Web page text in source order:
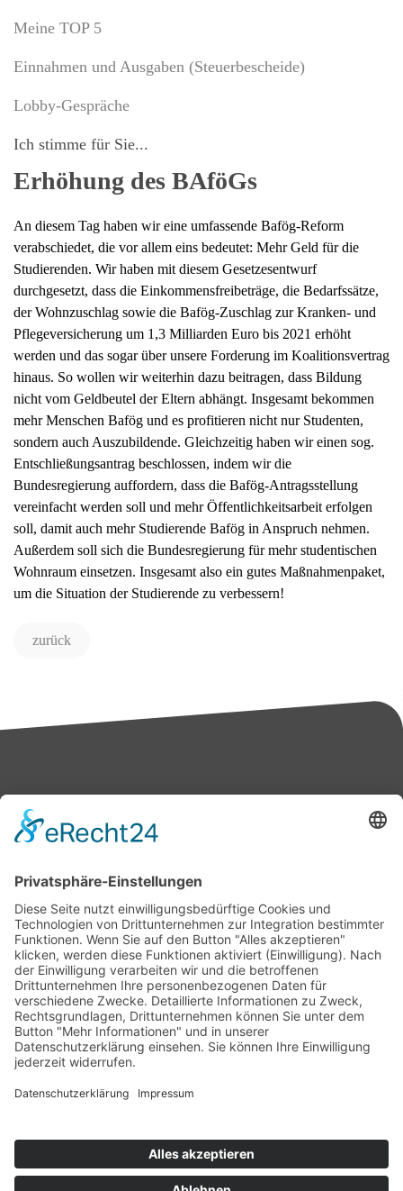
Meine TOP 5
Einnahmen und Ausgaben (Steuerbescheide)
Lobby-Gespräche
Ich stimme für Sie...
Erhöhung des BAföGs
An diesem Tag haben wir eine umfassende Bafög-Reform
verabschiedet, die vor allem eins bedeutet: Mehr Geld für die
Studierenden. Wir haben mit diesem Gesetzesentwurf
durchgesetzt, dass die Einkommensfreibeträge, die Bedarfssätze,
der Wohnzuschlag sowie die Bafög-Zuschlag zur Kranken- und
Pflegeversicherung um 1,3 Milliarden Euro bis 2021 erhöht
werden und das sogar über unsere Forderung im Koalitionsvertrag
hinaus. So wollen wir weiterhin dazu beitragen, dass Bildung
nicht vom Geldbeutel der Eltern abhängt. Insgesamt bekommen
mehr Menschen Bafög und es profitieren nicht nur Studenten,
sondern auch Auszubildende. Gleichzeitig haben wir einen sog.
Entschließungsantrag beschlossen, indem wir die
Bundesregierung auffordern, dass die Bafög-Antragsstellung
vereinfacht werden soll und mehr Öffentlichkeitsarbeit erfolgen
soll, damit auch mehr Studierende Bafög in Anspruch nehmen.
Außerdem soll sich die Bundesregierung für mehr studentischen
Wohnraum einsetzen. Insgesamt also ein gutes Maßnahmenpaket,
um die Situation der Studierende zu verbessern!
zurück
Mitglied des Deutschen Bundestages
Presse & Downloads
Pressemitteilungen
Pressefotos
BASis Info
Newsletter-Abo